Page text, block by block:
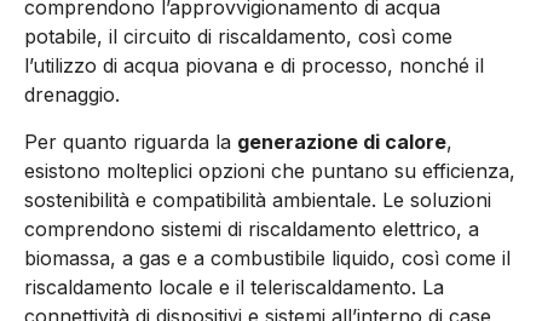
comprendono l’approvvigionamento di acqua
potabile, il circuito di riscaldamento, così come
l’utilizzo di acqua piovana e di processo, nonché il
drenaggio.
Per quanto riguarda la generazione di calore,
esistono molteplici opzioni che puntano su efficienza,
sostenibilità e compatibilità ambientale. Le soluzioni
comprendono sistemi di riscaldamento elettrico, a
biomassa, a gas e a combustibile liquido, così come il
riscaldamento locale e il teleriscaldamento. La
connettività di dispositivi e sistemi all’interno di case